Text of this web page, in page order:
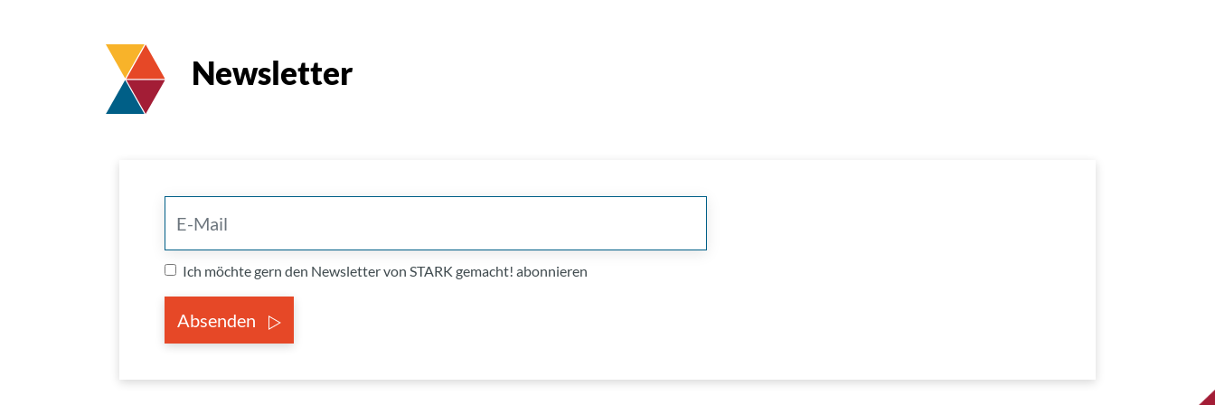
Newsletter
Ich möchte gern den Newsletter von STARK gemacht! abonnieren
Absenden